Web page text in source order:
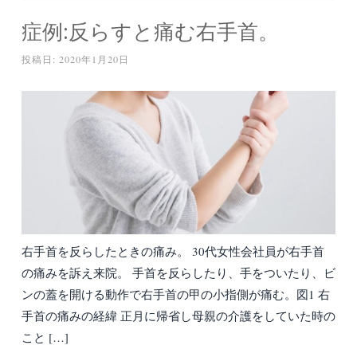
症例:反らすと痛む右手首。
投稿日: 2020年1月20日
右手首を反らしたときの痛み。 30代女性会社員が右手首
の痛みを訴え来院。 手首を反らしたり、手をついたり、ビ
ンの蓋を開ける動作で右手首の甲の小指側が痛む。図1 右
手首の痛みの経緯 正月に帰省し母親の介護をしていた時の
こと […]